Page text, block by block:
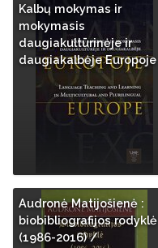
Kalbų mokymas ir
mokymasis
daugiakultūrinėje ir
daugiakalbėje Europoje
Audronė Matijošienė :
biobibliografijos rodyklė
(1986-2016) /